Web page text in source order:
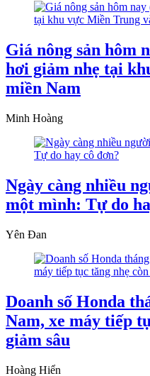
Giá nông sản hôm
hơi giảm nhẹ tại
miền Nam
Minh Hoàng
Ngày càng nhiều
một mình: Tự do
Yên Đan
Doanh số Honda
Nam, xe máy tiếp
giảm sâu
Hoàng Hiển